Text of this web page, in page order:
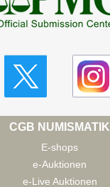
CGB NUMISMATIK
E-shops
e-Auktionen
e-Live Auktionen